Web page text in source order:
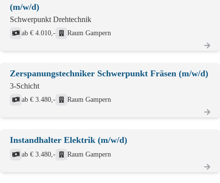
(m/w/d)
Schwerpunkt Drehtechnik
ab € 4.010,- Raum Gampern
Zerspanungstechniker Schwerpunkt Fräsen (m/w/d)
3-Schicht
ab € 3.480,- Raum Gampern
Instandhalter Elektrik (m/w/d)
ab € 3.480,- Raum Gampern